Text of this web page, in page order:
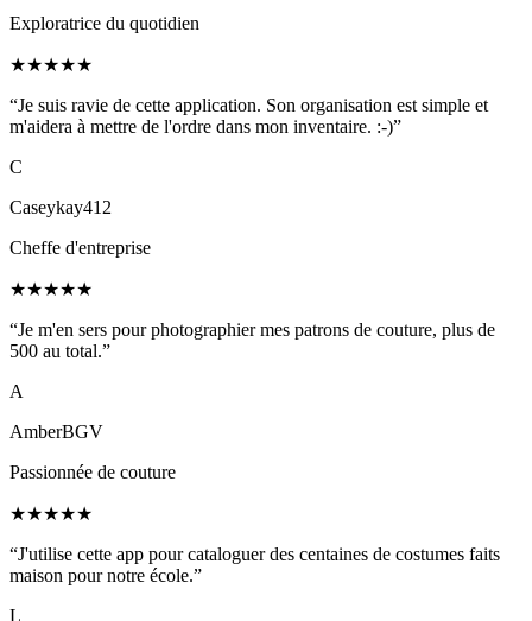
Exploratrice du quotidien
★★★★★
“Je suis ravie de cette application. Son organisation est simple et
m'aidera à mettre de l'ordre dans mon inventaire. :-)”
C
Caseykay412
Cheffe d'entreprise
★★★★★
“Je m'en sers pour photographier mes patrons de couture, plus de
500 au total.”
A
AmberBGV
Passionnée de couture
★★★★★
“J'utilise cette app pour cataloguer des centaines de costumes faits
maison pour notre école.”
L